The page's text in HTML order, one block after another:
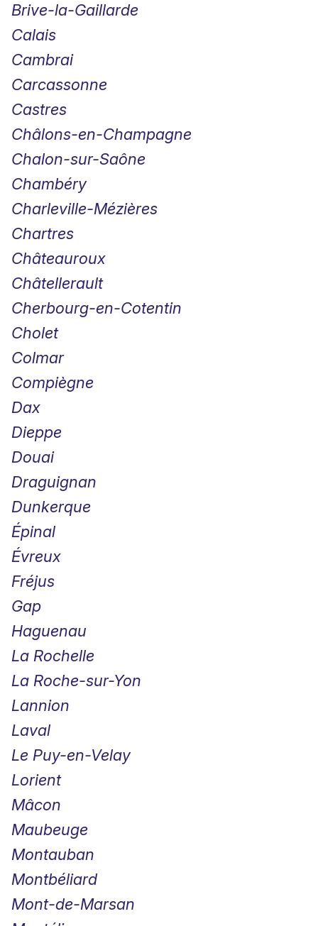
Brive-la-Gaillarde
Calais
Cambrai
Carcassonne
Castres
Châlons-en-Champagne
Chalon-sur-Saône
Chambéry
Charleville-Mézières
Chartres
Châteauroux
Châtellerault
Cherbourg-en-Cotentin
Cholet
Colmar
Compiègne
Dax
Dieppe
Douai
Draguignan
Dunkerque
Épinal
Évreux
Fréjus
Gap
Haguenau
La Rochelle
La Roche-sur-Yon
Lannion
Laval
Le Puy-en-Velay
Lorient
Mâcon
Maubeuge
Montauban
Montbéliard
Mont-de-Marsan